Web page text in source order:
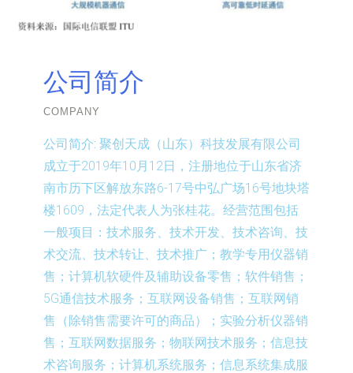
公司简介
COMPANY
公司简介: 聚创天成（山东）科技发展有限公司
成立于2019年10月12日，注册地位于山东省济
南市历下区解放东路6-17号中弘广场16号地块塔
楼1609，法定代表人为张桂花。经营范围包括
一般项目：技术服务、技术开发、技术咨询、技
术交流、技术转让、技术推广；教学专用仪器销
售；计算机软硬件及辅助设备零售；软件销售；
5G通信技术服务；互联网设备销售；互联网销
售（除销售需要许可的商品）；实验分析仪器销
售；互联网数据服务；物联网技术服务；信息技
术咨询服务；计算机系统服务；信息系统集成服